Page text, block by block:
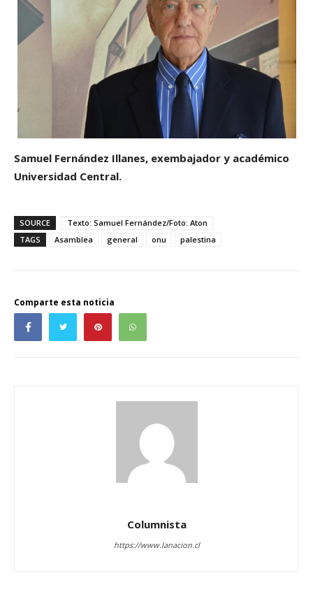
Samuel Fernández Illanes, exembajador y académico
Universidad Central.
SOURCE
Texto: Samuel Fernández/Foto: Aton
TAGS
Asamblea general onu palestina
Comparte esta noticia
Columnista
https://www.lanacion.cl